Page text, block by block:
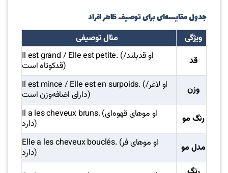
جدول مقایسه‌ای برای توصیف ظاهر افراد
ویژگی
مثال توصیفی
قد
Il est grand / Elle est petite. (او قدبلند/
قدکوتاه است)
وزن
Il est mince / Elle est en surpoids. (او لاغر/
دارای اضافه‌وزن است)
رنگ مو
Il a les cheveux bruns. (او موهای قهوه‌ای
دارد)
مدل مو
Elle a les cheveux bouclés. (او موهای فر
دارد)